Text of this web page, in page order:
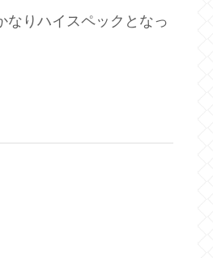
なりハイスペックとなっ